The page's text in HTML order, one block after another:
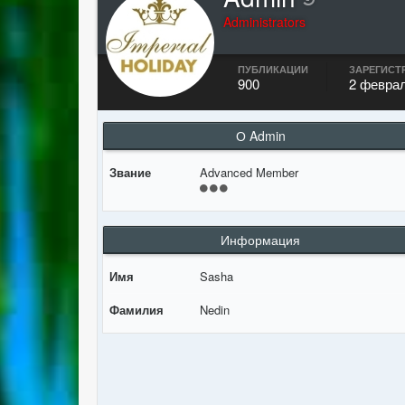
Administrators
ПУБЛИКАЦИИ
900 2
О Admin
Звание Advanced Member
Информация
Имя
Sasha
Фамилия
Nedin